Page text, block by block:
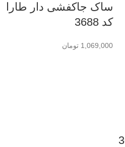
ساک جاکفشی دار طارا
کد 3688
1,069,000 تومان